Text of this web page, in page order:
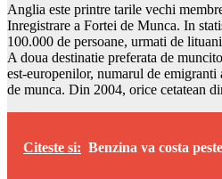
Anglia este printre tarile vechi
Inregistrare a Fortei de Munca. In
100.000 de persoane, urmati de
A doua destinatie preferata de
est-europenilor, numarul de
de munca. Din 2004, orice cetatean
Citeste si: Benzina va costa